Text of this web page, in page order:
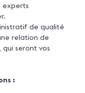
experts
de qualité
relation de
seront vos
: